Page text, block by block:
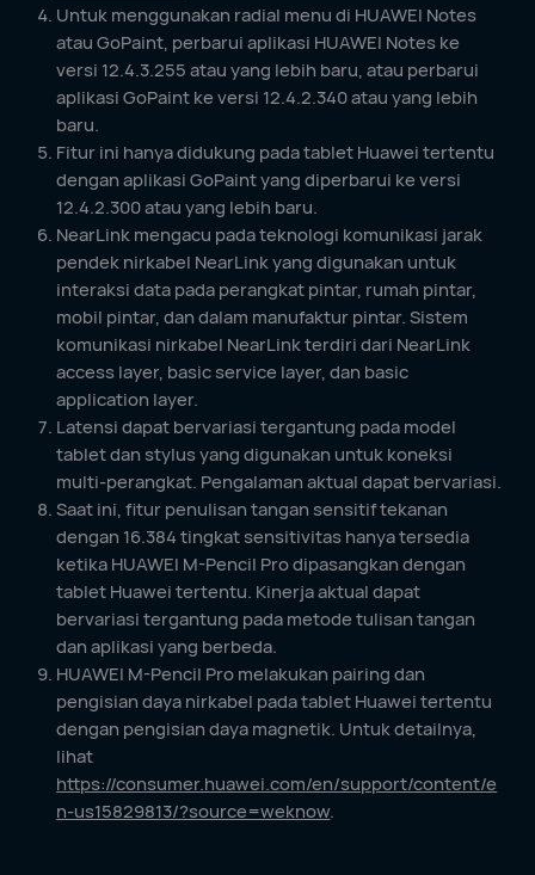
Untuk menggunakan radial menu di HUAWEI Notes
atau GoPaint, perbarui aplikasi HUAWEI Notes ke
versi 12.4.3.255 atau yang lebih baru, atau perbarui
aplikasi GoPaint ke versi 12.4.2.340 atau yang lebih
baru.
Fitur ini hanya didukung pada tablet Huawei tertentu
dengan aplikasi GoPaint yang diperbarui ke versi
12.4.2.300 atau yang lebih baru.
NearLink mengacu pada teknologi komunikasi jarak
pendek nirkabel NearLink yang digunakan untuk
interaksi data pada perangkat pintar, rumah pintar,
mobil pintar, dan dalam manufaktur pintar. Sistem
komunikasi nirkabel NearLink terdiri dari NearLink
access layer, basic service layer, dan basic
application layer.
Latensi dapat bervariasi tergantung pada model
tablet dan stylus yang digunakan untuk koneksi
multi-perangkat. Pengalaman aktual dapat bervariasi.
Saat ini, fitur penulisan tangan sensitif tekanan
dengan 16.384 tingkat sensitivitas hanya tersedia
ketika HUAWEI M-Pencil Pro dipasangkan dengan
tablet Huawei tertentu. Kinerja aktual dapat
bervariasi tergantung pada metode tulisan tangan
dan aplikasi yang berbeda.
HUAWEI M-Pencil Pro melakukan pairing dan
pengisian daya nirkabel pada tablet Huawei tertentu
dengan pengisian daya magnetik. Untuk detailnya,
lihat
https://consumer.huawei.com/en/support/content/e
n-us15829813/?source=weknow